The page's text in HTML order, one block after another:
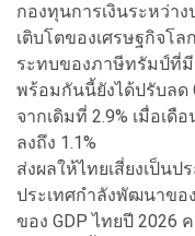
กองทุนการเงินระหว่า
เติบโตของเศรษฐกิจโล
ระทบของภาษีทรัมป์ที่มี
พร้อมกันนี้ยังได้ปรับลด
จากเดิมที่ 2.9% เมื่อเ
ลงถึง 1.1%
ส่งผลให้ไทยเสี่ยงเป็น
ประเทศกำลังพัฒนาขอ
ของ GDP ไทยปี 2026